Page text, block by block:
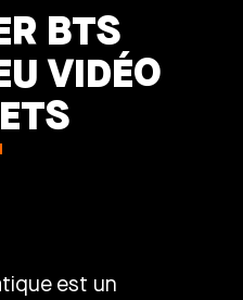
BTS
VIDÉO
est un